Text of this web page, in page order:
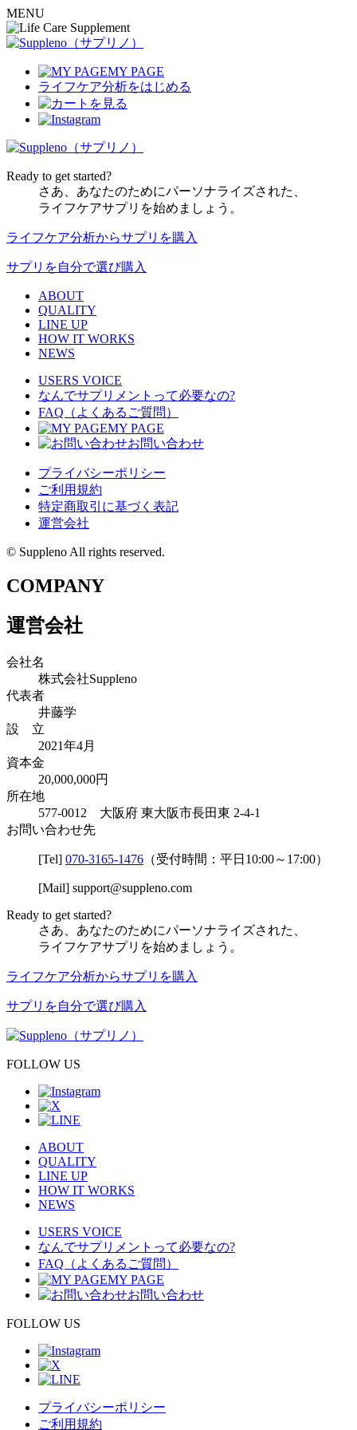
MENU
MY PAGE
ライフケア分析をはじめる
Ready to get started?
さあ、あなたのためにパーソナライズされた、
ライフケアサプリを始めましょう。
ライフケア分析からサプリを購入
サプリを自分で選び購入
ABOUT
QUALITY
LINE UP
HOW IT WORKS
NEWS
USERS VOICE
なんでサプリメントって必要なの?
FAQ（よくあるご質問）
MY PAGE
お問い合わせ
プライバシーポリシー
ご利用規約
特定商取引に基づく表記
運営会社
© Suppleno All rights reserved.
COMPANY
運営会社
会社名
株式会社Suppleno
代表者
井藤学
設 立
2021年4月
資本金
20,000,000円
所在地
577-0012 大阪府 東大阪市長田東 2-4-1
お問い合わせ先
[Tel] 070-3165-1476 （受付時間：平日10:00～17:00）
[Mail] support@suppleno.com
Ready to get started?
さあ、あなたのためにパーソナライズされた、
ライフケアサプリを始めましょう。
ライフケア分析からサプリを購入
サプリを自分で選び購入
FOLLOW US
ABOUT
QUALITY
LINE UP
HOW IT WORKS
NEWS
USERS VOICE
なんでサプリメントって必要なの?
FAQ（よくあるご質問）
MY PAGE
お問い合わせ
FOLLOW US
プライバシーポリシー
ご利用規約